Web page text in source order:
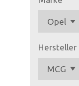
Hersteller